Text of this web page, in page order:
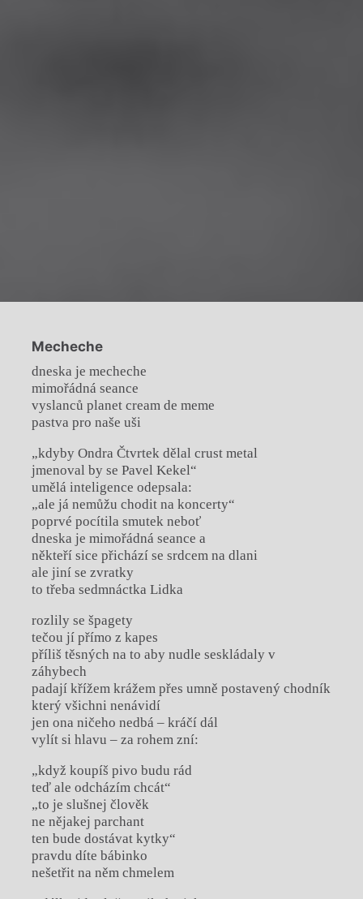
Mecheche
dneska je mecheche
mimořádná seance
vyslanců planet cream de meme
pastva pro naše uši
„kdyby Ondra Čtvrtek dělal crust metal
jmenoval by se Pavel Kekel“
umělá inteligence odepsala:
„ale já nemůžu chodit na koncerty“
poprvé pocítila smutek neboť
dneska je mimořádná seance a
někteří sice přichází se srdcem na dlani
ale jiní se zvratky
to třeba sedmnáctka Lidka
rozlily se špagety
tečou jí přímo z kapes
příliš těsných na to aby nudle seskládaly v
záhybech
padají křížem krážem přes umně postavený chodník
který všichni nenávidí
jen ona ničeho nedbá – kráčí dál
vylít si hlavu – za rohem zní:
„když koupíš pivo budu rád
teď ale odcházím chcát“
„to je slušnej člověk
ne nějakej parchant
ten bude dostávat kytky“
pravdu díte bábinko
nešetřit na něm chmelem